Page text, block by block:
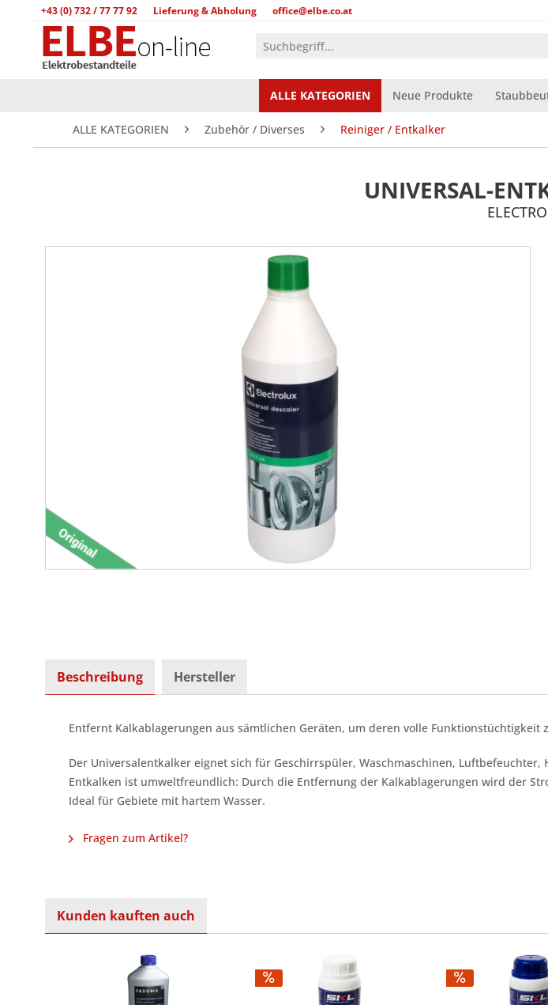
+43 (0) 732 / 77 77 92 Lieferung & Abholung office@elbe.co.at
ALLE KATEGORIEN Neue Produkte
ALLE KATEGORIEN Zubehör / Diverses Reiniger / Entkalker
UNIVERSAL-
Beschreibung Hersteller
Entfernt Kalkablagerungen aus sämtlichen Geräten, um deren volle Funktionstüchtigkeit
Der Universalentkalker eignet sich für Geschirrspüler, Waschmaschinen,
Entkalken ist umweltfreundlich: Durch die Entfernung der Kalkablagerungen wird der
Ideal für Gebiete mit hartem Wasser.
Fragen zum Artikel?
Kunden kauften auch